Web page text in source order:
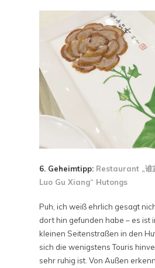
6. Geheimtipp: Restaurant „谁
Luo Gu Xiang“ Hutongs
Puh, ich weiß ehrlich gesagt
dort hin gefunden habe – es ist
kleinen Seitenstraßen in den
sich die wenigstens Touris
sehr ruhig ist. Von Außen